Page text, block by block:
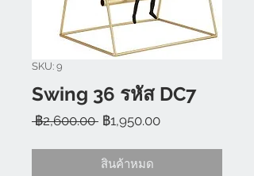
SKU: 9
Swing 36 รหัส DC7
฿2,600.00 ราคา
฿1,950.00ราคา
สินค้าหมด